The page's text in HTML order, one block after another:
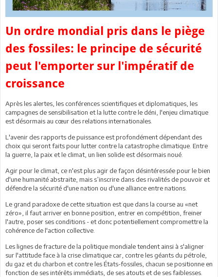
Un ordre mondial pris dans le piège
des fossiles: le principe de sécurité
peut l'emporter sur l'impératif de
croissance
Après les alertes, les conférences scientifiques et diplomatiques, les
campagnes de sensibilisation et la lutte contre le déni, l'enjeu climatique
est désormais au cœur des relations internationales.
L'avenir des rapports de puissance est profondément dépendant des
choix qui seront faits pour lutter contre la catastrophe climatique. Entre
la guerre, la paix et le climat, un lien solide est désormais noué.
Agir pour le climat, ce n'est plus agir de façon désintéressée pour le bien
d'une humanité abstraite, mais s’inscrire dans des rivalités de pouvoir et
défendre la sécurité d'une nation ou d'une alliance entre nations.
Le grand paradoxe de cette situation est que dans la course au «net
zéro», il faut arriver en bonne position, entrer en compétition, freiner
l'autre, poser ses conditions - et donc potentiellement compromettre la
cohérence de l'action collective.
Les lignes de fracture de la politique mondiale tendent ainsi à s'aligner
sur l'attitude face à la crise climatique car, contre les géants du pétrole,
du gaz et du charbon et contre les États-fossiles, chacun se positionne en
fonction de ses intérêts immédiats, de ses atouts et de ses faiblesses.